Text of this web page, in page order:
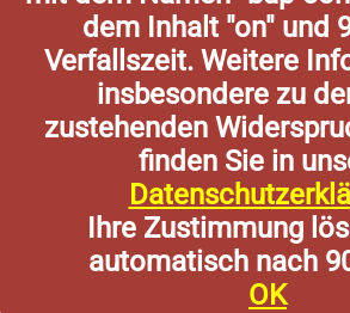
dem Inhalt "on" und
Verfallszeit. Weitere
insbesondere zu
zustehenden
finden Sie in
Ihre Zustimmung
automatisch nach
OK